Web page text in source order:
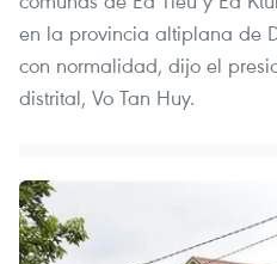
en la provincia altiplana de
con normalidad, dijo el
distrital, Vo Tan Huy.